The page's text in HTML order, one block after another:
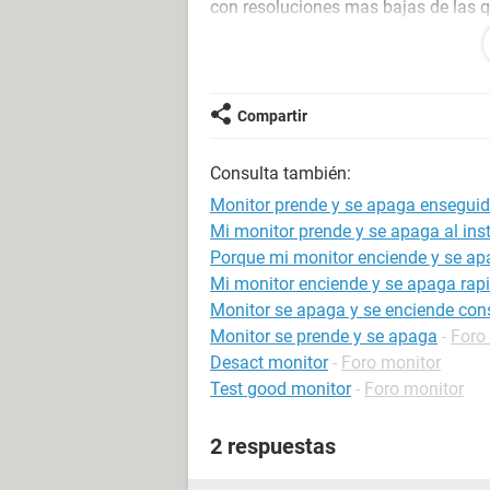
con resoluciones mas bajas de las
tiempo, es como que me
un problema directo de mi tarjeta
problema de mi fuente de
Como informacion adicional, la
cuando la uso no sobrepasa los
Tambien he intentado desinstalar
pagina, cosa que no ha
Compartir
Consulta también:
Monitor prende y se apaga
Mi monitor prende y se apaga al
Porque mi monitor enciende y se
Mi monitor enciende y se apaga
Monitor se apaga y se enciende
Monitor se prende y se apaga -
Desact monitor - Foro monitor
Test good monitor - Foro monitor
2 respuestas